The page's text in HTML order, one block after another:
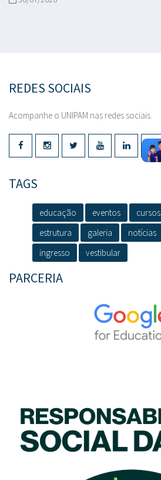
REDES SOCIAIS
Acompanhe o UNIPAM nas redes sociais.
TAGS
educação eventos cursos
estrutura
galeria notícias
ingresso
vestibular
PARCERIA